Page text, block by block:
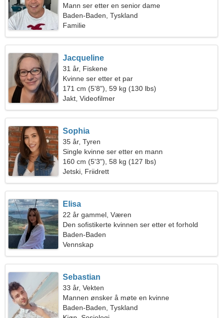
Mann ser etter en senior dame
Baden-Baden, Tyskland
Familie
Jacqueline
31 år, Fiskene
Kvinne ser etter et par
171 cm (5'8"), 59 kg (130 lbs)
Jakt, Videofilmer
Sophia
35 år, Tyren
Single kvinne ser etter en mann
160 cm (5'3"), 58 kg (127 lbs)
Jetski, Friidrett
Elisa
22 år gammel, Væren
Den sofistikerte kvinnen ser etter et forhold
Baden-Baden
Vennskap
Sebastian
33 år, Vekten
Mannen ønsker å møte en kvinne
Baden-Baden, Tyskland